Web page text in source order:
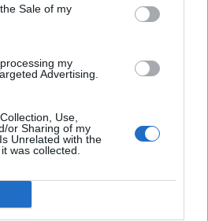
Sale of my
my
Advertising.
Use,
or Sharing of my
Unrelated with the
was collected.
27 Agosto 2014
10 Setembro 2014
Promoção